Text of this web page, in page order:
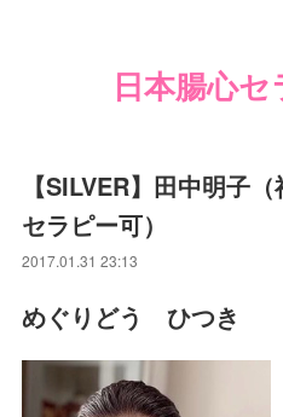
日本腸心
【SILVER】田中明子
セラピー可）
2017.01.31 23:13
めぐりどう ひつき